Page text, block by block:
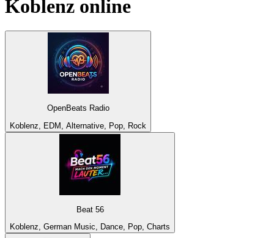
Koblenz online
OpenBeats Radio
Koblenz, EDM, Alternative, Pop, Rock
Beat 56
Koblenz, German Music, Dance, Pop, Charts